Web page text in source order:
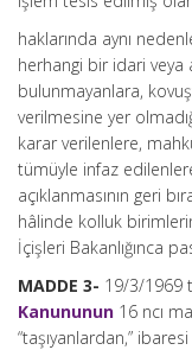
haklarında aynı
herhangi bir idari
bulunmayanlara,
verilmesine yer
karar verilenlere,
tümüyle infaz
açıklanmasının geri
hâlinde kolluk
İçişleri Bakanlığınca
MADDE 3- 19/3/1969
Kanununun 16 ncı
“taşıyanlardan,”